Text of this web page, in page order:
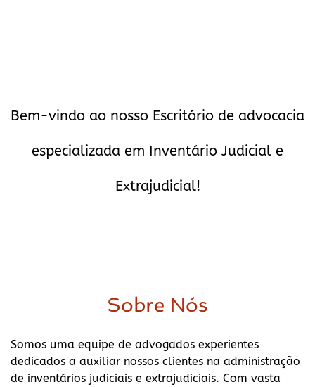
Bem-vindo ao nosso Escritório de advocacia
especializada em Inventário Judicial e
Extrajudicial!
Sobre Nós
Somos uma equipe de advogados experientes
dedicados a auxiliar nossos clientes na administração
de inventários judiciais e extrajudiciais. Com vasta